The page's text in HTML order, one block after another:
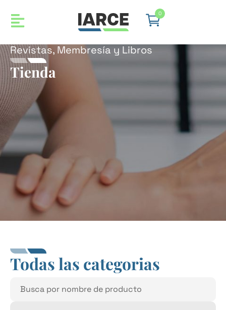
0
Revistas, Membresía y Libros
Tienda
Todas las categorias